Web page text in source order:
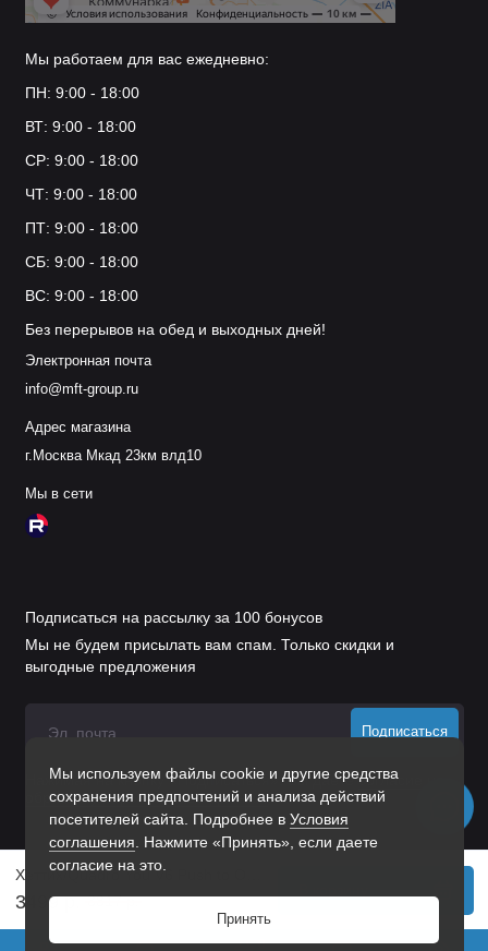
0
3499 р. 3817 р.
Мы используем файлы cookie и другие средства
сохранения предпочтений и анализа действий
посетителей сайта. Подробнее в Условия
соглашения . Нажмите «Принять», если даете
согласие на это.
Принять
Мы работаем для вас ежедневно:
ПН: 9:00 - 18:00
ВТ: 9:00 - 18:00
СР: 9:00 - 18:00
ЧТ: 9:00 - 18:00
ПТ: 9:00 - 18:00
СБ: 9:00 - 18:00
ВС: 9:00 - 18:00
Без перерывов на обед и выходных дней!
Электронная почта
info@mft-group.ru
Адрес магазина
г.Москва Мкад 23км влд10
Мы в сети
Подписаться на рассылку за 100 бонусов
Мы не будем присылать вам спам. Только скидки и
выгодные предложения
Подписаться
Нажимая на кнопку «Подписаться», Вы даетесогласие на
обработку персональных данных.